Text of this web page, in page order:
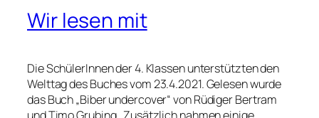
Wir lesen mit
Die SchülerInnen der 4. Klassen unterstützten den
Welttag des Buches vom 23.4.2021. Gelesen wurde
das Buch „Biber undercover“ von Rüdiger Bertram